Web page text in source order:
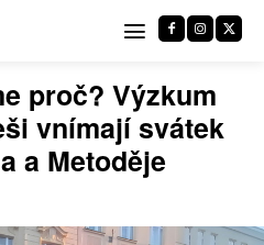
proč? Výzkum
vnímají svátek
a Metoděje